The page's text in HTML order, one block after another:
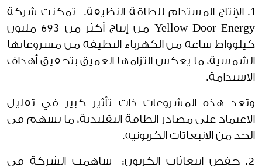
1. الإنتاج المستدام للطاقة النظيفة: تمكنت شركة
Yellow Door Energy من إنتاج أكثر من 693 مليون
كيلوواط ساعة من الكهرباء النظيفة من مشروعاتها
الشمسية، ما يعكس التزامها العميق بتحقيق أهداف
الاستدامة.
وتعد هذه المشروعات ذات تأثير كبير في تقليل
الاعتماد على مصادر الطاقة التقليدية، ما يسهم في
الحد من الانبعاثات الكربونية.
2. خفض انبعاثات الكربون: ساهمت الشركة في